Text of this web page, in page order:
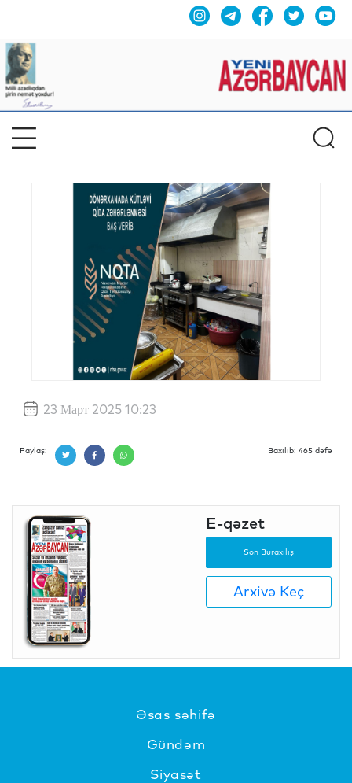
23 Март 2025 10:23
Paylaş: Baxılıb: 465 dəfə
E-qəzet
Son Buraxılış
Arxivə Keç
Əsas səhifə
Gündəm
Siyasət